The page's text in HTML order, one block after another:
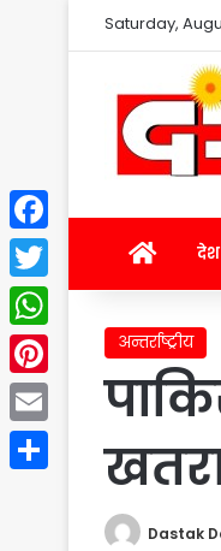
Saturday,
Homeदेश
अन्तर्राष्ट्रीय
Dastak
Facebook
Twitter
WhatsApp
Pinterest
Email